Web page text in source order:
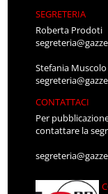
SEGRETERIA
Roberta Prodoti
Stefania Muscolo
CONTATTACI
Per
contattare la